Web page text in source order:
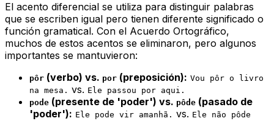
El acento diferencial se utiliza para distinguir palabras
que se escriben igual pero tienen diferente significado o
función gramatical. Con el Acuerdo Ortográfico,
muchos de estos acentos se eliminaron, pero algunos
importantes se mantuvieron:
pôr (verbo) vs. por (preposición): Vou pôr o livro
na mesa. vs. Ele passou por aqui.
pode (presente de 'poder') vs. pôde (pasado de
'poder'): Ele pode vir amanhã. vs. Ele não pôde